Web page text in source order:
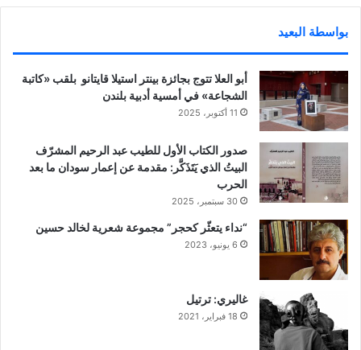
بواسطة البعيد
أبو العلا تتوج بجائزة بينتر استيلا قايتانو بلقب «كاتبة
الشجاعة» في أمسية أدبية بلندن
11 أكتوبر، 2025
صدور الكتاب الأول للطيب عبد الرحيم المشرّف
البيتُ الذي يَتَذَكَّر: مقدمة عن إعمار سودان ما بعد
الحرب
30 سبتمبر، 2025
“نداء يتعثّر كحجر” مجموعة شعرية لخالد حسين
6 يونيو، 2023
غاليري: ترتيل
18 فبراير، 2021